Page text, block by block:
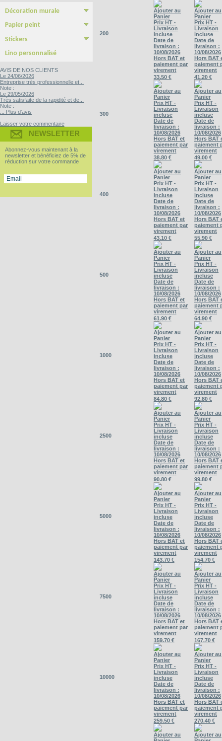
Décoration murale
Papier peint
Stickers
Lino personnalisé
AVIS DE NOS CLIENTS
Le 24/06/2026
Entreprise très professionnelle et...
Note :
Le 29/05/2026
Très satisfaite de la rapidité et de...
Note :
... Plus d'avis
Laisser votre commentaire
NEWSLETTER
Abonnez-vous maintenant à la
newsletter et bénéficiez de 5% de
réduction sur votre commande
200
Ajouter au
Panier
Prix HT -
Livraison
incluse
Date de
livraison :
10/08/2026
Hors BAT et
paiement par
virement
Ajouter au
Panier
Prix HT -
Livraison
incluse
Date de
livraison :
10/08/2026
Hors BAT
paiement
virement
300
33.50 €
Ajouter au
Panier
Prix HT -
Livraison
incluse
Date de
livraison :
10/08/2026
Hors BAT et
paiement par
virement
41.20 €
Ajouter au
Panier
Prix HT -
Livraison
incluse
Date de
livraison :
10/08/2026
Hors BAT
paiement
virement
400
38.80 €
Ajouter au
Panier
Prix HT -
Livraison
incluse
Date de
livraison :
10/08/2026
Hors BAT et
paiement par
virement
49.00 €
Ajouter au
Panier
Prix HT -
Livraison
incluse
Date de
livraison :
10/08/2026
Hors BAT
paiement
virement
500
43.10 €
Ajouter au
Panier
Prix HT -
Livraison
incluse
Date de
livraison :
10/08/2026
Hors BAT et
paiement par
virement
55.90 €
Ajouter au
Panier
Prix HT -
Livraison
incluse
Date de
livraison :
10/08/2026
Hors BAT
paiement
virement
1000
61.90 €
Ajouter au
Panier
Prix HT -
Livraison
incluse
Date de
livraison :
10/08/2026
Hors BAT et
paiement par
virement
64.90 €
Ajouter au
Panier
Prix HT -
Livraison
incluse
Date de
livraison :
10/08/2026
Hors BAT
paiement
virement
2500
84.80 €
Ajouter au
Panier
Prix HT -
Livraison
incluse
Date de
livraison :
10/08/2026
Hors BAT et
paiement par
virement
92.80 €
Ajouter au
Panier
Prix HT -
Livraison
incluse
Date de
livraison :
10/08/2026
Hors BAT
paiement
virement
5000
90.80 €
Ajouter au
Panier
Prix HT -
Livraison
incluse
Date de
livraison :
10/08/2026
Hors BAT et
paiement par
virement
99.80 €
Ajouter au
Panier
Prix HT -
Livraison
incluse
Date de
livraison :
10/08/2026
Hors BAT
paiement
virement
7500
143.70 €
Ajouter au
Panier
Prix HT -
Livraison
incluse
Date de
livraison :
10/08/2026
Hors BAT et
paiement par
virement
154.70 €
Ajouter au
Panier
Prix HT -
Livraison
incluse
Date de
livraison :
10/08/2026
Hors BAT
paiement
virement
10000
159.70 €
Ajouter au
Panier
Prix HT -
Livraison
incluse
Date de
livraison :
10/08/2026
Hors BAT et
paiement par
virement
167.70 €
Ajouter au
Panier
Prix HT -
Livraison
incluse
Date de
livraison :
10/08/2026
Hors BAT
paiement
virement
259.50 €
Ajouter au
270.40 €
Ajouter au